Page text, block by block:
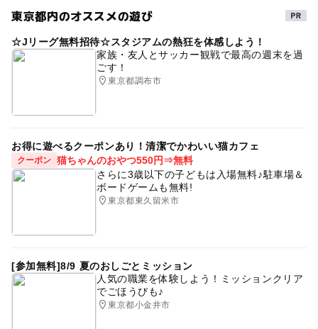
東京都内のオススメの遊び
☆Jリーグ無料招待☆スタジアムの熱狂を体感しよう！
家族・友人とサッカー観戦で最高の週末を過
ごす！
東京都調布市
お得に遊べるクーポンあり！清潔でかわいい猫カフェ
クーポン 猫ちゃんのおやつ550円⇒無料
さらに3歳以下の子どもは入場無料♪駐車場＆
ボードゲームも無料!
東京都東久留米市
[参加無料]8/9 夏のおしごとミッション
人気の職業を体験しよう！ミッションクリア
でごほうびも♪
東京都小金井市